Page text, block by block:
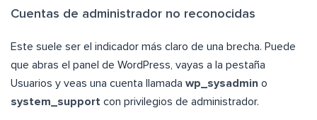
Cuentas de administrador no reconocidas
Este suele ser el indicador más claro de una brecha. Puede
que abras el panel de WordPress, vayas a la pestaña
Usuarios y veas una cuenta llamada wp_sysadmin o
system_support con privilegios de administrador.